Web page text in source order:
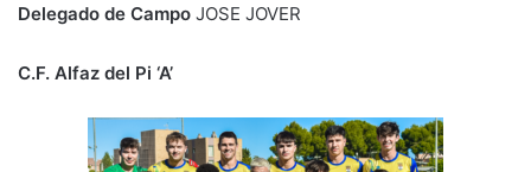
Delegado de Campo JOSE JOVER
C.F. Alfaz del Pi ‘A’